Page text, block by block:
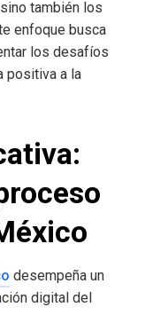
también los
enfoque busca
los desafíos
positiva a la
desempeña un
digital del